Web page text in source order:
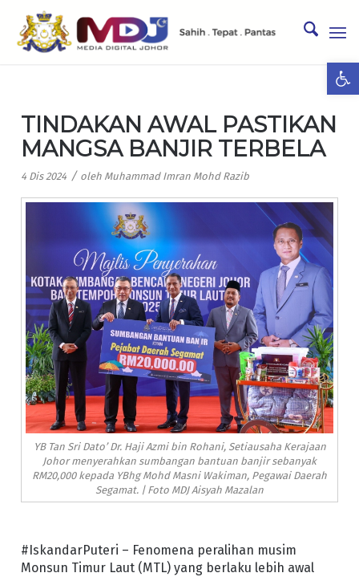
TINDAKAN AWAL PASTIKAN
MANGSA BANJIR TERBELA
4 Dis 2024 / oleh Muhammad Imran Mohd Razib
YB Tan Sri Dato’ Dr. Haji Azmi bin Rohani, Setiausaha Kerajaan
Johor menyerahkan sumbangan bantuan banjir sebanyak
RM20,000 kepada YBhg Mohd Masni Wakiman, Pegawai Daerah
Segamat. | Foto MDJ Aisyah Mazalan
#IskandarPuteri – Fenomena peralihan musim
Monsun Timur Laut (MTL) yang berlaku lebih awal